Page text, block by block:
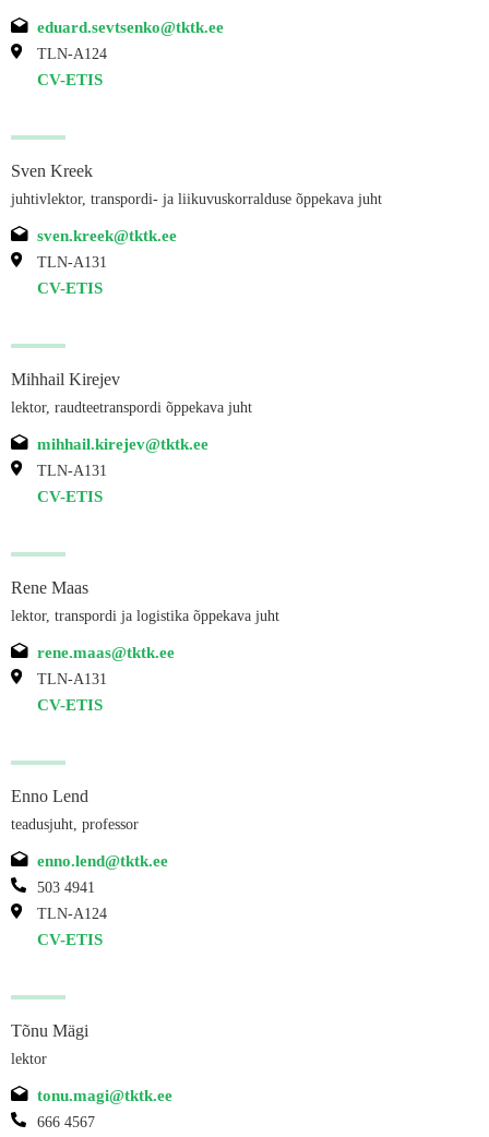
eduard.sevtsenko@tktk.ee
TLN-A124
CV-ETIS
Sven Kreek
juhtivlektor, transpordi- ja liikuvuskorralduse õppekava juht
sven.kreek@tktk.ee
TLN-A131
CV-ETIS
Mihhail Kirejev
lektor, raudteetranspordi õppekava juht
mihhail.kirejev@tktk.ee
TLN-A131
CV-ETIS
Rene Maas
lektor, transpordi ja logistika õppekava juht
rene.maas@tktk.ee
TLN-A131
CV-ETIS
Enno Lend
teadusjuht, professor
enno.lend@tktk.ee
503 4941
TLN-A124
CV-ETIS
Tõnu Mägi
lektor
tonu.magi@tktk.ee
666 4567